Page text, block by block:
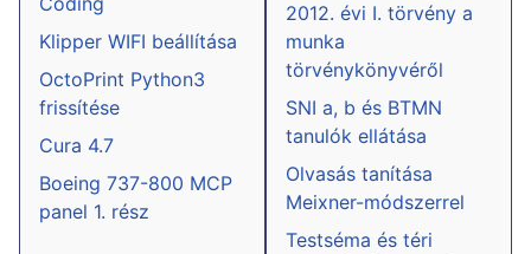
Klipper WIFI beállítása
OctoPrint Python3
frissítése
Cura 4.7
Boeing 737-800 MCP
panel 1. rész
2012. évi I. törvény a
munka
törvénykönyvéről
SNI a, b és BTMN
tanulók ellátása
Olvasás tanítása
Meixner-módszerrel
Testséma és téri